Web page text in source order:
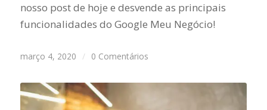
nosso post de hoje e desvende as principais
funcionalidades do Google Meu Negócio!
março 4, 2020 / 0 Comentários